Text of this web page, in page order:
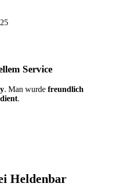
Service
. Man wurde freundlich
.
Heldenbar